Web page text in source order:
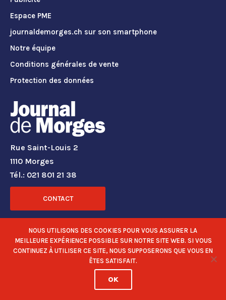
Espace PME
journaldemorges.ch sur son smartphone
Notre équipe
Conditions générales de vente
Protection des données
Rue Saint-Louis 2
1110 Morges
Tél.: 021 801 21 38
CONTACT
RÉSEAUX SOCIAUX
NOUS UTILISONS DES COOKIES POUR VOUS ASSURER LA
MEILLEURE EXPÉRIENCE POSSIBLE SUR NOTRE SITE WEB. SI VOUS
CONTINUEZ À UTILISER CE SITE, NOUS SUPPOSERONS QUE VOUS EN
ÊTES SATISFAIT.
OK